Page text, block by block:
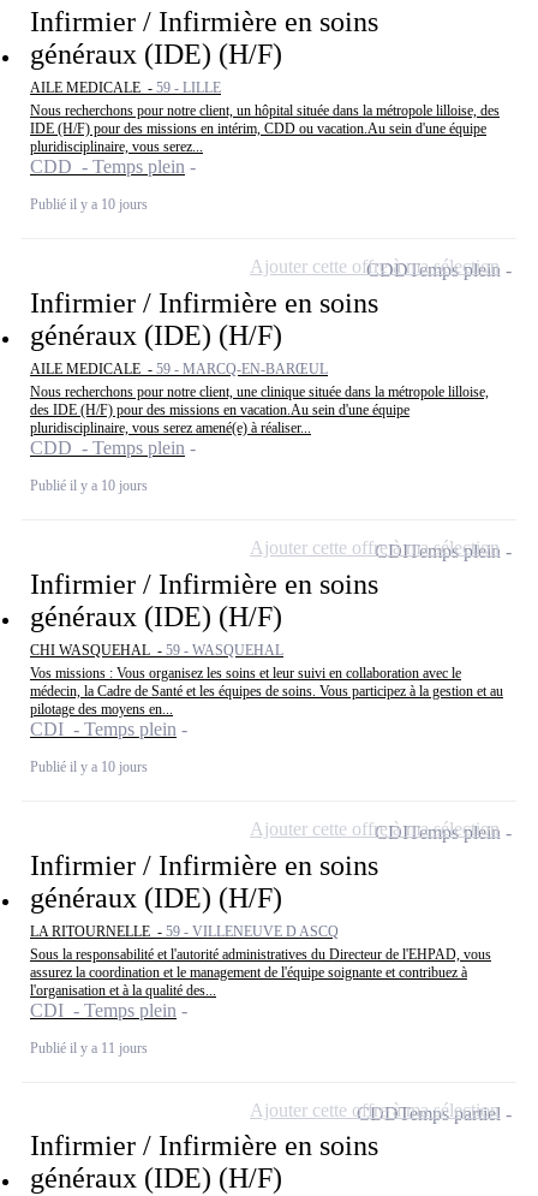
Infirmier / Infirmière en soins
généraux (IDE) (H/F)
AILE MEDICALE - 59 - LILLE
Nous recherchons pour notre client, un hôpital située dans la métropole lilloise, des
IDE (H/F) pour des missions en intérim, CDD ou vacation.Au sein d'une équipe
pluridisciplinaire, vous serez...
CDD - Temps plein
Publié il y a 10 jours
Infirmier / Infirmière en soins
généraux (IDE) (H/F)
AILE MEDICALE - 59 - MARCQ-EN-BARŒUL
Nous recherchons pour notre client, une clinique située dans la métropole lilloise,
des IDE (H/F) pour des missions en vacation.Au sein d'une équipe
pluridisciplinaire, vous serez amené(e) à réaliser...
CDD - Temps plein
Publié il y a 10 jours
CDDTemps plein
Ajouter cette offre à ma sélection
Infirmier / Infirmière en soins
généraux (IDE) (H/F)
CHI WASQUEHAL - 59 - WASQUEHAL
Vos missions : Vous organisez les soins et leur suivi en collaboration avec le
médecin, la Cadre de Santé et les équipes de soins. Vous participez à la gestion et au
pilotage des moyens en...
CDI - Temps plein
Publié il y a 10 jours
CDITemps plein
Ajouter cette offre à ma sélection
Infirmier / Infirmière en soins
généraux (IDE) (H/F)
LA RITOURNELLE - 59 - VILLENEUVE D ASCQ
Sous la responsabilité et l'autorité administratives du Directeur de l'EHPAD, vous
assurez la coordination et le management de l'équipe soignante et contribuez à
l'organisation et à la qualité des...
CDI - Temps plein
Publié il y a 11 jours
CDITemps plein
Ajouter cette offre à ma sélection
Infirmier / Infirmière en soins
généraux (IDE) (H/F)
CDDTemps partiel
Ajouter cette offre à ma sélection